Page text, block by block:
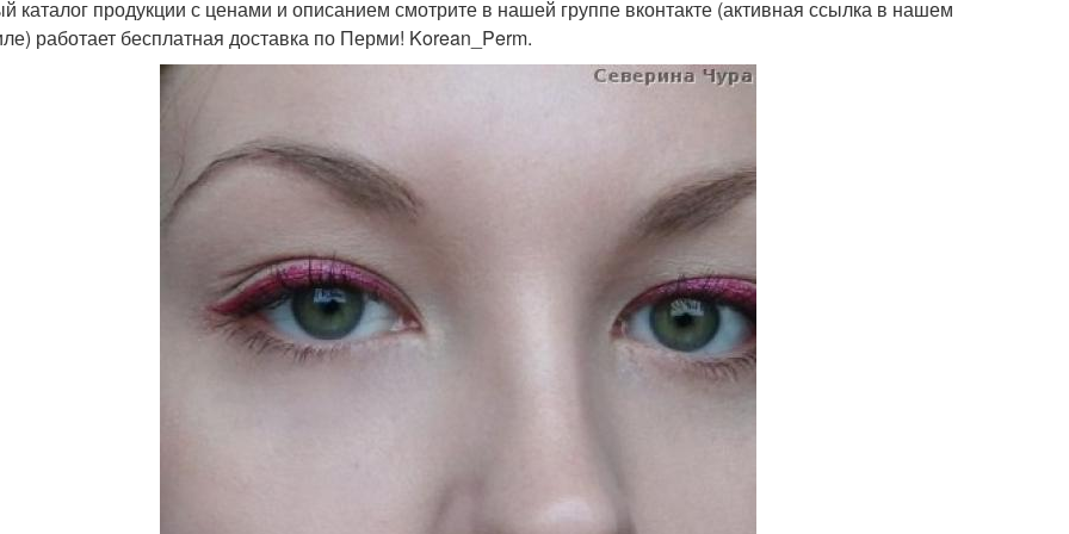
каталог продукции с ценами и описанием смотрите в нашей группе вконтакте (активная ссылка в нашем
работает бесплатная доставка по Перми! Korean_Perm.